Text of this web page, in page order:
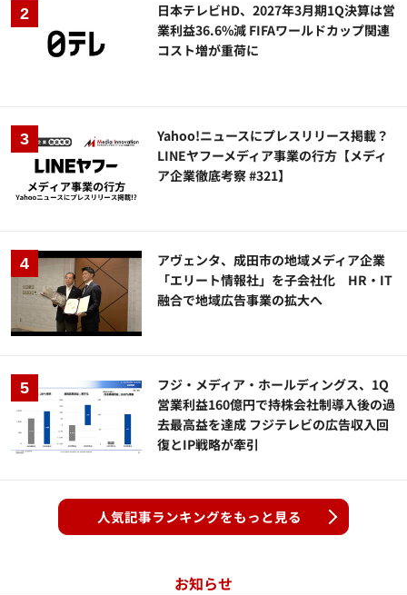
日本テレビHD、2027年3月期1Q決算は営
業利益36.6%減 FIFAワールドカップ関連
コスト増が重荷に
Yahoo!ニュースにプレスリリース掲載？
LINEヤフーメディア事業の行方【メディ
ア企業徹底考察 #321】
アヴェンタ、成田市の地域メディア企業
「エリート情報社」を子会社化 HR・IT
融合で地域広告事業の拡大へ
フジ・メディア・ホールディングス、1Q
営業利益160億円で持株会社制導入後の過
去最高益を達成 フジテレビの広告収入回
復とIP戦略が牽引
人気記事ランキングをもっと見る
お知らせ